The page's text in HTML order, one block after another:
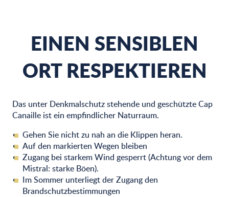
EINEN SENSIBLEN
ORT RESPEKTIEREN
Das unter Denkmalschutz stehende und geschützte Cap
Canaille ist ein empfindlicher Naturraum.
Gehen Sie nicht zu nah an die Klippen heran.
Auf den markierten Wegen bleiben
Zugang bei starkem Wind gesperrt (Achtung vor dem
Mistral: starke Böen).
Im Sommer unterliegt der Zugang den
Brandschutzbestimmungen